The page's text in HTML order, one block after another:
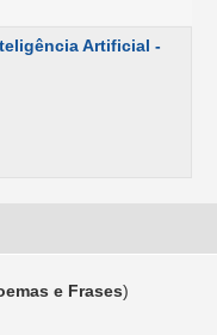
Artificial -
e Frases)